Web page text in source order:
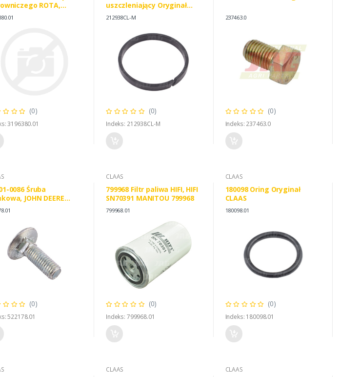
ROTA,
0003196380
CAR352209
(0)
3196380.01
uszczleniający Oryginał
CLAAS
212938CL-M
(0)
Indeks: 212938CL-M
237463.0
(0)
Indeks: 237463.0
0086 Śruba
JOHN DEERE
(0)
522178.01
CLAAS
799968 Filtr paliwa HIFI, HIFI
SN70391 MANITOU 799968
799968.01
(0)
Indeks: 799968.01
CLAAS
180098 Oring Oryginał
CLAAS
180098.01
(0)
Indeks: 180098.01
CLAAS CLAAS